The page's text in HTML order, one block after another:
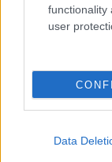
functionality
user
Data